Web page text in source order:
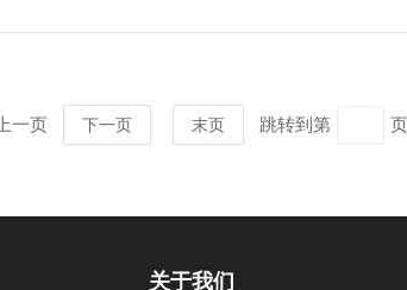
一页 下一页 末页 跳转到第 页
关于我们